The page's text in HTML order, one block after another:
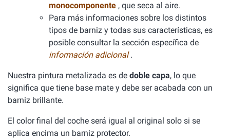
monocomponente , que seca al aire.
Para más informaciones sobre los distintos
tipos de barniz y todas sus características, es
posible consultar la sección específica de
información adicional.
Nuestra pintura metalizada es de doble capa, lo que
significa que tiene base mate y debe ser acabada con un
barniz brillante.
El color final del coche será igual al original solo si se
aplica encima un barniz protector.